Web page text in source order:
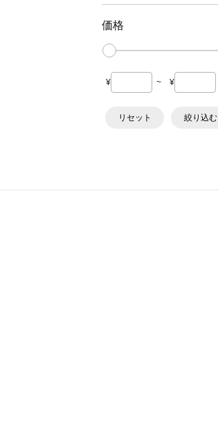
価格
¥ ~ ¥
リセット 絞り込む